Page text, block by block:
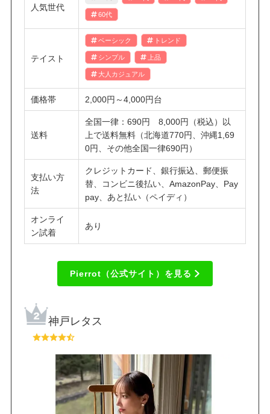
人気世代
60代
テイスト
ベーシック トレンド
シンプル 上品
大人カジュアル
価格帯 2,000円～4,000円台
送料
全国一律：690円 8,000円（税込）以
上で送料無料（北海道770円、沖縄1,69
0円、その他全国一律690円）
支払い方
法
クレジットカード、銀行振込、郵便振
替、コンビニ後払い、AmazonPay、Pay
pay、あと払い（ペイディ）
オンライ
ン試着
あり
Pierrot（公式サイト）を見る
神戸レタス